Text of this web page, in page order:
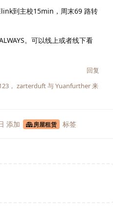
到主校15min，周末69 路转
。可以线上或者线下看
回复
， zarterduft与Yuanfurther来
添加 房屋租赁 标签